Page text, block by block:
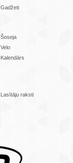
Gadžeti
Šoseja
Velo
Kalendārs
Lasītāju raksti